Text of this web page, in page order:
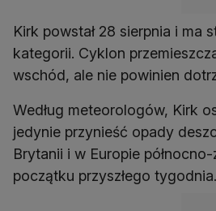
Kirk powstał 28 sierpnia i ma
kategorii. Cyklon
wschód, ale nie powinien
Według meteorologów, Kirk
jedynie przynieść opady
Brytanii i w Europie
początku przyszłego tygodnia.